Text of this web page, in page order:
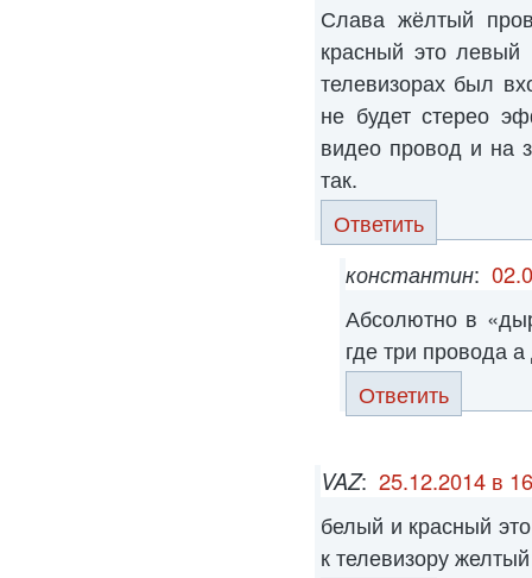
Слава жёлтый
красный это
телевизорах был
не будет стерео
видео провод и на
так.
Ответить
константин:
Абсолютно в
где три провода
Ответить
VAZ: 25.12.2014 в
белый и красный
к телевизору